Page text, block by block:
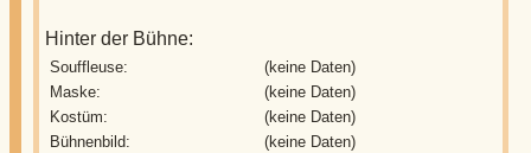
Hinter der Bühne:
Souffleuse:
(keine Daten)
Maske:
(keine Daten)
Kostüm:
(keine Daten)
Bühnenbild:
(keine Daten)